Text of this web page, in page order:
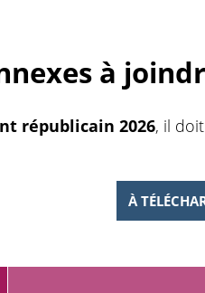
à
républicain 2026, il
À